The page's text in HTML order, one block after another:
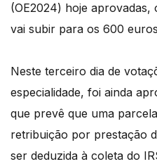
(OE2024) hoje
vai subir para os 600
Neste terceiro dia de
especialidade, foi ainda
que prevê que uma
retribuição por prestação
ser deduzida à coleta do